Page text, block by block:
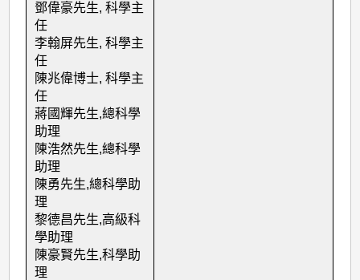
鄧偉豪先生,科學主
任
李翰屏先生,科學主
任
陳兆偉博士,科學主
任
蔣國輝先生,總科學
助理
陳浩然先生,總科學
助理
陳勇先生,總科學助
理
黎德昌先生,高級科
學助理
陳豪賢先生,科學助
理